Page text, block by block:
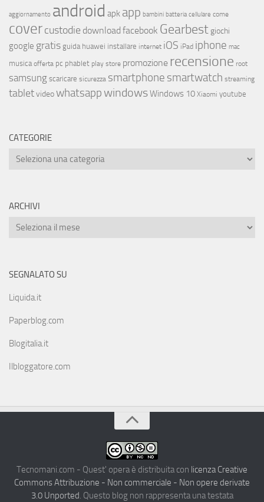
aggiornamento android apk app bambini batteria cellulare come
covercustodie download facebook Gearbest giochi
google gratis guida huawei installare internet iOS iPad iphone mac
musica offerta pc phablet play store promozione recensione root
samsungscaricare sicurezza smartphone smartwatch streaming
tabletvideowhatsappwindowsWindows 10 Xiaomi youtube
CATEGORIE
ARCHIVI
SEGNALATO SU
Liquida.it
Paperblog.com
Blogitalia.it
Ilbloggatore.com
Tecnomani.com - Quest' opera è distribuita con licenza Creative
Commons Attribuzione - Non commerciale - Non opere derivate
3.0 Unported. Questo blog non rappresenta una testata